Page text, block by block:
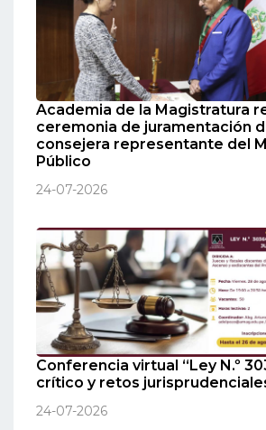
Academia de la Magistratura
ceremonia de juramentación
consejera representante del
Público
24-07-2026
Conferencia virtual “Ley N.º
crítico y retos
24-07-2026